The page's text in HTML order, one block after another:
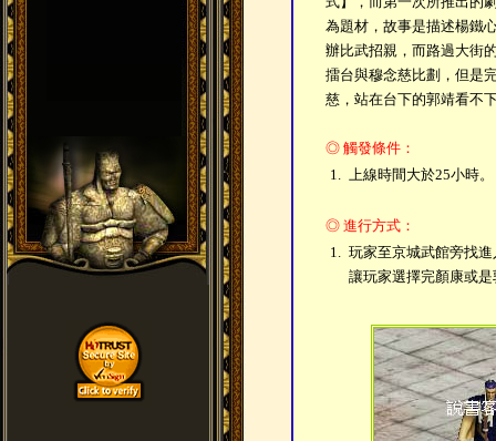
為題材，故事是描述楊鐵
辦比武招親，而路過大街
擂台與穆念慈比劃，但是
慈，站在台下的郭靖看不
◎ 觸發條件：
1. 上線時間大於25小時。
◎ 進行方式：
1. 玩家至京城武館旁找
讓玩家選擇完顏康或是